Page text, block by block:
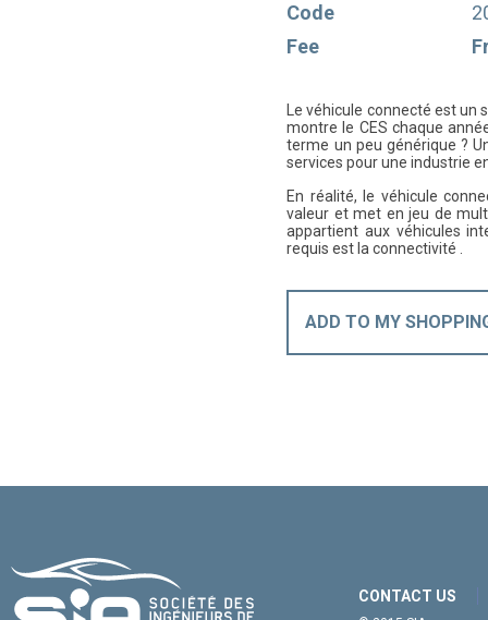
Code
Fee
Le véhicule connecté est
montre le CES chaque
terme un peu générique ?
services pour une industrie
En réalité, le véhicule
valeur et met en jeu de
appartient aux véhicules
requis est la connectivité .
ADD TO MY
CONTACT US